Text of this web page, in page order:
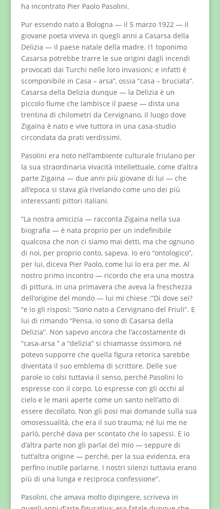
ha incontrato Pier Paolo Pasolini.
Pur essendo nato a Bologna — il 5 marzo 1922 — il
giovane poeta viveva in quegli anni a Casarsa della
Delizia — il paese natale della madre. I1 toponimo
Casarsa potrebbe trarre le sue origini dagli incendi
provocati dai Turchi nelle loro invasioni; e infatti è
scomponibile in Casa – arsa”, ossia “casa – bruciata”.
Casarsa della Delizia dunque — la Delizia è un
piccolo fiume che lambisce il paese — dista una
trentina di chilometri da Cervignano, il luogo dove
Zigaina è nato e vive tuttora in una casa-studio
circondata da prati verdissimi.
Pasolini era noto nell’ambiente culturale friulano per
la sua straordinaria vivacità intellettuale, come d’altra
parte Zigaina — due anni più giovane di lui — che
all’epoca si stava già rivelando come uno dei più
interessanti pittori italiani.
“La nostra amicizia — racconta Zigaina nella sua
biografia — è nata proprio per un indefinibile
qualcosa che non ci siamo mai detti, ma che ognuno
di noi, per proprio conto, sapeva. Io ero “ontologico”,
per lui, diceva Pier Paolo, come lui lo era per me. Al
nostro primo incontro — ricordo che era una mostra
di pittura, in una primavera che aveva la freschezza
dell’origine del mondo — lui mi chiese :”Di dove sei?
“e io gli risposi: “Sono nato a Cervignano del Friuli”. E
lui di rimando “Pensa, io sono di Casarsa della
Delizia”. Non sapevo ancora che l’accostamente di
“casa-arsa ” a “delizia” si chiamasse ossimoro, né
potevo supporre che quella figura retorica sarebbe
diventata il suo emblema di scrittore. Delle sue
parole io colsi tuttavia il senso, perché Pasolini lo
espresse con il corpo. Lo espresse con gli occhi al
cielo e le mani aperte come un santo nell’atto di
essere decollato. Non gli posi mai domande sulla sua
omosessualità, che era il suo trauma; né lui me ne
parlò, perché dava per scontato che lo sapessi. E io
d’altra parte non gli parlai del mio — seppure di
tutt’altra origine — perché, per la sua evidenza, era
perfino inutile parlarne. I nostri silenzi tuttavia erano
più di una lunga e reciproca confessione”.
Pasolini, che amava molto dipingere, scriveva in